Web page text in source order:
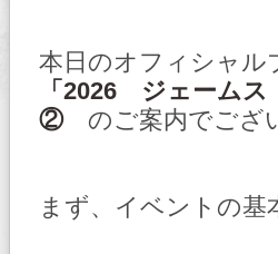
本日のオフィシャル
「2026 ジェーム
②のご案内でござ
まず、イベントの基